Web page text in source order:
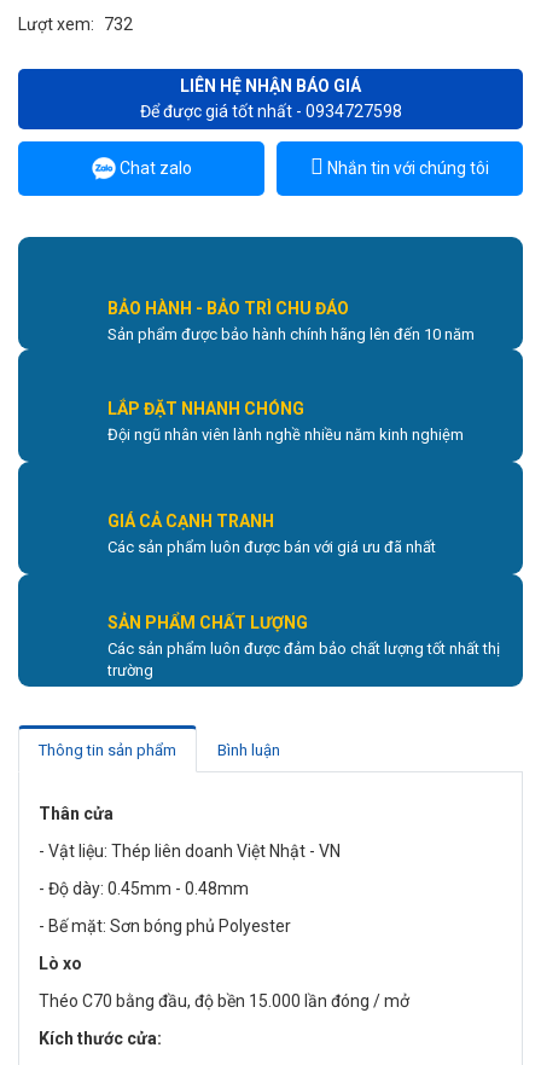
Lượt xem: 732
LIÊN HỆ NHẬN BÁO GIÁ
Để được giá tốt nhất - 0934727598
Chat zalo Nhắn tin với chúng tôi
BẢO HÀNH - BẢO TRÌ CHU ĐÁO
Sản phẩm được bảo hành chính hãng lên đến 10 năm
LẮP ĐẶT NHANH CHÓNG
Đội ngũ nhân viên lành nghề nhiều năm kinh nghiệm
GIÁ CẢ CẠNH TRANH
Các sản phẩm luôn được bán với giá ưu đã nhất
SẢN PHẨM CHẤT LƯỢNG
Các sản phẩm luôn được đảm bảo chất lượng tốt nhất thị
trường
Thông tin sản phẩm Bình luận
Thân cửa
- Vật liệu: Thép liên doanh Việt Nhật - VN
- Độ dày: 0.45mm - 0.48mm
- Bế mặt: Sơn bóng phủ Polyester
Lò xo
Théo C70 bằng đầu, độ bền 15.000 lần đóng / mở
Kích thước cửa: